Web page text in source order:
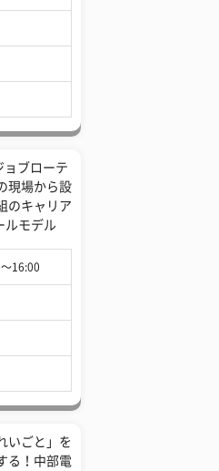
ョブローテ
現場から設
のキャリア
ルモデル
16:00
いごと」を
る！中部電